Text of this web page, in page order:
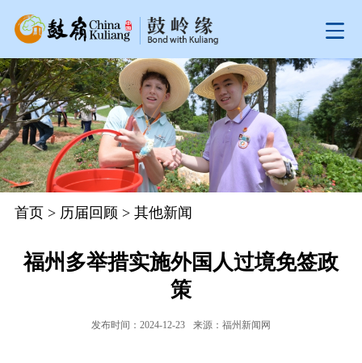
首页> 历届回顾 > 其他新闻
福州多举措实施外国人过境免签政
策
发布时间：2024-12-23 来源：福州新闻网